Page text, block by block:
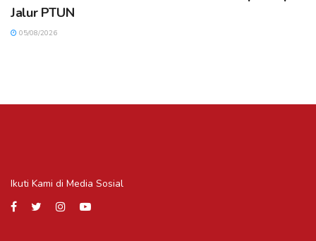
Jalur PTUN
05/08/2026
Ikuti Kami di Media Sosial